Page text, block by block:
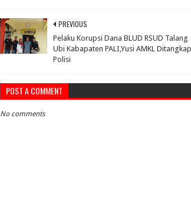
PREVIOUS
Pelaku Korupsi Dana BLUD RSUD Talang
Ubi Kabapaten PALI,Yusi AMKL Ditangkap
Polisi
POST A COMMENT
No comments